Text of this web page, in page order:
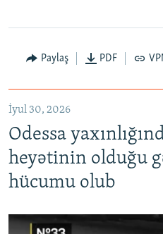
Paylaş PDF
İyul 30, 2026
Odessa
heyətinin olduğu
hücumu olub